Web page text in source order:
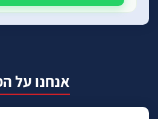
אנחנו על